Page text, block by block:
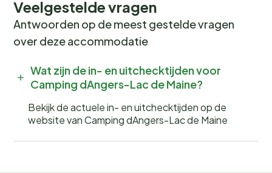
regelmatig dorpsmarkten en lokale festivals te
bezoeken.
een fietstocht langs de Loire, gevolgd door een
picknick aan het meer. Bezoek daarna een van de
nabijgelegen kastelen en sluit de dag af met een diner
in het campingrestaurant. In de zomer kun je genieten
Veelgestelde vragen
Antwoorden op de meest gestelde vragen
over deze accommodatie
Wat zijn de in- en uitchecktijden voor
Camping dAngers-Lac de Maine?
Bekijk de actuele in- en uitchecktijden op de
website van Camping dAngers-Lac de Maine